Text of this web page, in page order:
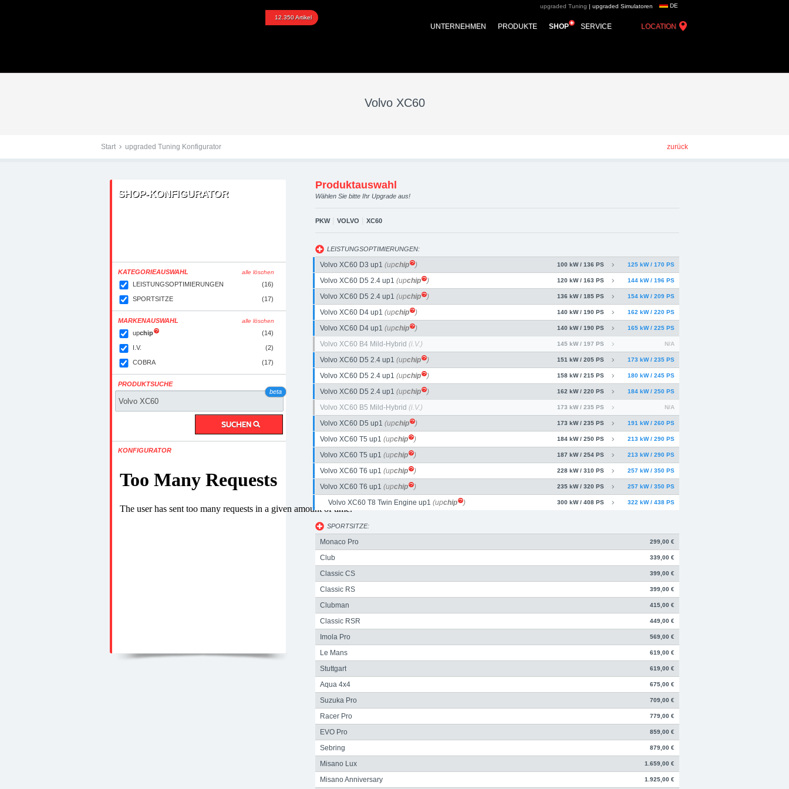
Tuningteile: Volvo XC60 upgraded automotive group - Chiptuning,
12.350 Artikel
DE
LOCATION
SERVICE
SHOP
PRODUKTE
UNTERNEHMEN
upgraded Tuning | upgraded Simulatoren
Volvo XC60
Start upgraded Tuning Konfigurator zurück
SHOP-KONFIGURATOR
KATEGORIEAUSWAHL alle löschen
LEISTUNGSOPTIMIERUNGEN (16)
SPORTSITZE (17)
MARKENAUSWAHL alle löschen
upchip (14)
I.V. (2)
COBRA (17)
PRODUKTSUCHE
beta
KONFIGURATOR
Produktauswahl
Wählen Sie bitte Ihr Upgrade aus!
PKW| VOLVO XC60
LEISTUNGSOPTIMIERUNGEN:
Volvo XC60 D3 up1 (upchip ) 125 kW / 170 PS
100 kW / 136 PS
Volvo XC60 D5 2.4 up1 (upchip ) 144 kW / 196 PS
120 kW / 163 PS
Volvo XC60 D5 2.4 up1 (upchip ) 154 kW / 209 PS
136 kW / 185 PS
Volvo XC60 D4 up1 (upchip ) 162 kW / 220 PS
140 kW / 190 PS
Volvo XC60 D4 up1 (upchip ) 165 kW / 225 PS
140 kW / 190 PS
Volvo XC60 B4 Mild-Hybrid (i.V.) N/A
145 kW / 197 PS
Volvo XC60 D5 2.4 up1 (upchip ) 173 kW / 235 PS
151 kW / 205 PS
Volvo XC60 D5 2.4 up1 (upchip ) 180 kW / 245 PS
158 kW / 215 PS
Volvo XC60 D5 2.4 up1 (upchip ) 184 kW / 250 PS
162 kW / 220 PS
Volvo XC60 B5 Mild-Hybrid (i.V.) N/A
173 kW / 235 PS
Volvo XC60 D5 up1 (upchip ) 191 kW / 260 PS
173 kW / 235 PS
Volvo XC60 T5 up1 (upchip ) 213 kW / 290 PS
184 kW / 250 PS
Volvo XC60 T5 up1 (upchip ) 213 kW / 290 PS
187 kW / 254 PS
Volvo XC60 T6 up1 (upchip ) 257 kW / 350 PS
228 kW / 310 PS
Volvo XC60 T6 up1 (upchip ) 257 kW / 350 PS
235 kW / 320 PS
Volvo XC60 T8 Twin Engine up1 (upchip ) 322 kW / 438 PS
300 kW / 408 PS
SPORTSITZE:
Monaco Pro 299,00 €
Club 339,00 €
Classic CS 399,00 €
Classic RS 399,00 €
Clubman 415,00 €
Classic RSR 449,00 €
Imola Pro 569,00 €
Le Mans 619,00 €
Stuttgart 619,00 €
Aqua 4x4 675,00 €
Suzuka Pro 709,00 €
Racer Pro 779,00 €
EVO Pro 859,00 €
Sebring 879,00 €
Misano Lux 1.659,00 €
Misano Anniversary 1.925,00 €